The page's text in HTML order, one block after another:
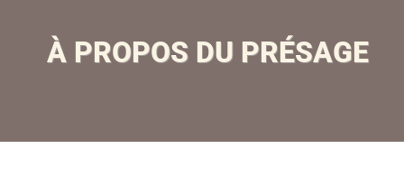
À PROPOS DU PRÉSAGE